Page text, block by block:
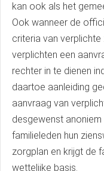
kan ook als het
Ook wanneer de
criteria van
verplichten een
rechter in te dienen
daartoe aanleiding
aanvraag van
desgewenst anoniem
familieleden hun
zorgplan en krijgt de
wettelijke basis.